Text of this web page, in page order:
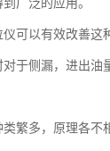
广泛的应用。
仪可以有效改善
于侧漏，进出油
繁多，原理各不